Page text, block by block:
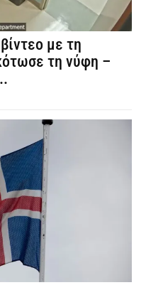
με τη
τη νύφη –